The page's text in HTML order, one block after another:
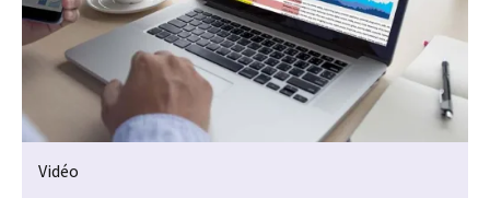
Vidéo